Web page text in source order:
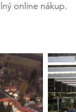
online nákup.